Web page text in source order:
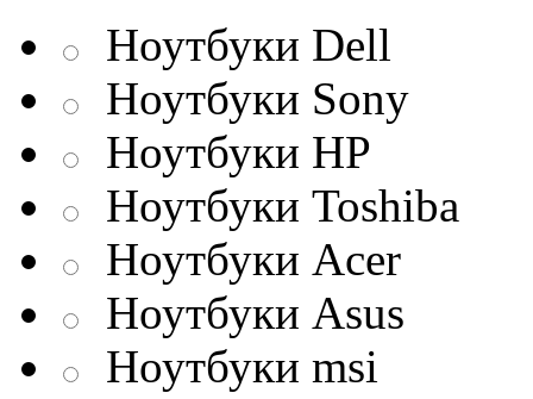
Ноутбуки Dell
Ноутбуки Sony
Ноутбуки HP
Ноутбуки Toshiba
Ноутбуки Acer
Ноутбуки Asus
Ноутбуки msi